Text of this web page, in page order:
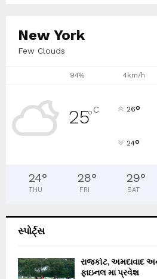
New York
Few Clouds
94% 4km/h
25°C 26°
24°
24°
THU
28°
FRI
29°
SAT
સ્પોર્ટ્સ
રાજકોટ, અમદાવાદ
ફાઇનલ મા પ્રવેશ